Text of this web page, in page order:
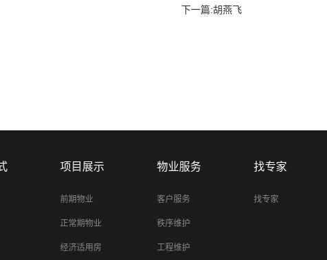
下一篇:胡燕飞
项目展示
前期物业
正常期物业
经济适用房
物业服务
客户服务
秩序维护
工程维护
找专家
找专家